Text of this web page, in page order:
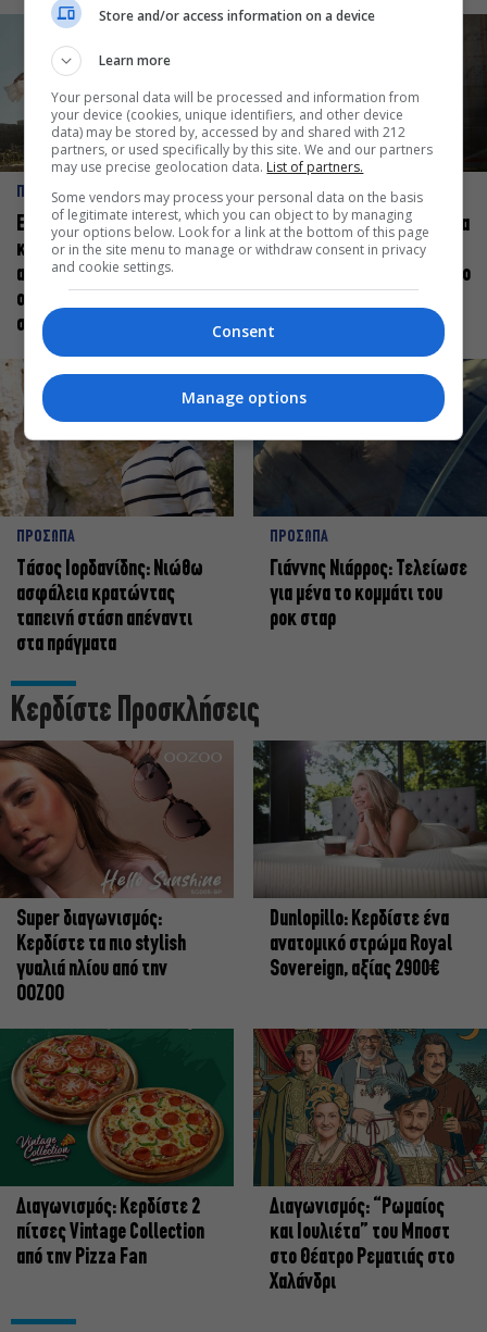
ΠΡΟΣΩΠΑ
Ελεάνα Ανδρεούδη: Κάθε
καλλιτέχνης όταν
ανεβαίνει στη σκηνή
οφείλει να αισθάνεται
σταρ
ΠΡΟΣΩΠΑ
Βαγγέλης Μπίκος: Έμαθα να
δίνω αξία στο ποιος είμαι
πάνω στη σκηνή και όχι στο
ΠΡΟΣΩΠΑ
Tάσος Ιορδανίδης: Νιώθω
ασφάλεια κρατώντας
ταπεινή στάση απέναντι
στα πράγματα
ΠΡΟΣΩΠΑ
Γιάννης Νιάρρος: Τελείωσε
για μένα το κομμάτι του
ροκ σταρ
Κερδίστε Προσκλήσεις
Super διαγωνισμός:
Κερδίστε τα πιο stylish
γυαλιά ηλίου από την
OOZOO
Dunlopillo: Κερδίστε ένα
ανατομικό στρώμα Royal
Sovereign, αξίας 2900€
Διαγωνισμός: Κερδίστε 2
πίτσες Vintage Collection
από την Pizza Fan
Διαγωνισμός: “Ρωμαίος
και Ιουλιέτα” του Μποστ
στο Θέατρο Ρεματιάς στο
Χαλάνδρι
Store and/or access information on a device
Learn more
Your personal data will be processed and information from
your device (cookies, unique identifiers, and other device
data) may be stored by, accessed by and shared with 212
partners, or used specifically by this site. We and our partners
may use precise geolocation data. List of partners.
Some vendors may process your personal data on the basis
of legitimate interest, which you can object to by managing
your options below. Look for a link at the bottom of this page
or in the site menu to manage or withdraw consent in privacy
and cookie settings.
Consent
Manage options